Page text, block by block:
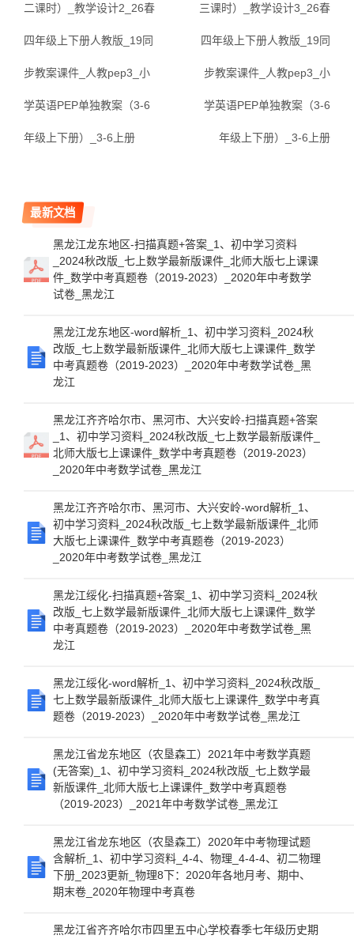
二课时）_教学设计2_26春
四年级上下册人教版_19同
步教案课件_人教pep3_小
学英语PEP单独教案（3-6
年级上下册）_3-6上册
三课时）_教学设计3_26春
四年级上下册人教版_19同
步教案课件_人教pep3_小
学英语PEP单独教案（3-6
年级上下册）_3-6上册
最新文档
黑龙江龙东地区-扫描真题+答案_1、初中学习资料
_2024秋改版_七上数学最新版课件_北师大版七上课课
件_数学中考真题卷（2019-2023）_2020年中考数学
试卷_黑龙江
黑龙江龙东地区-word解析_1、初中学习资料_2024秋
改版_七上数学最新版课件_北师大版七上课课件_数学
中考真题卷（2019-2023）_2020年中考数学试卷_黑
龙江
黑龙江齐齐哈尔市、黑河市、大兴安岭-扫描真题+答案
_1、初中学习资料_2024秋改版_七上数学最新版课件_
北师大版七上课课件_数学中考真题卷（2019-2023）
_2020年中考数学试卷_黑龙江
黑龙江齐齐哈尔市、黑河市、大兴安岭-word解析_1、
初中学习资料_2024秋改版_七上数学最新版课件_北师
大版七上课课件_数学中考真题卷（2019-2023）
_2020年中考数学试卷_黑龙江
黑龙江绥化-扫描真题+答案_1、初中学习资料_2024秋
改版_七上数学最新版课件_北师大版七上课课件_数学
中考真题卷（2019-2023）_2020年中考数学试卷_黑
龙江
黑龙江绥化-word解析_1、初中学习资料_2024秋改版_
七上数学最新版课件_北师大版七上课课件_数学中考真
题卷（2019-2023）_2020年中考数学试卷_黑龙江
黑龙江省龙东地区（农垦森工）2021年中考数学真题
(无答案)_1、初中学习资料_2024秋改版_七上数学最
新版课件_北师大版七上课课件_数学中考真题卷
（2019-2023）_2021年中考数学试卷_黑龙江
黑龙江省龙东地区（农垦森工）2020年中考物理试题
含解析_1、初中学习资料_4-4、物理_4-4-4、初二物理
下册_2023更新_物理8下：2020年各地月考、期中、
期末卷_2020年物理中考真卷
黑龙江省齐齐哈尔市四里五中心学校春季七年级历史期